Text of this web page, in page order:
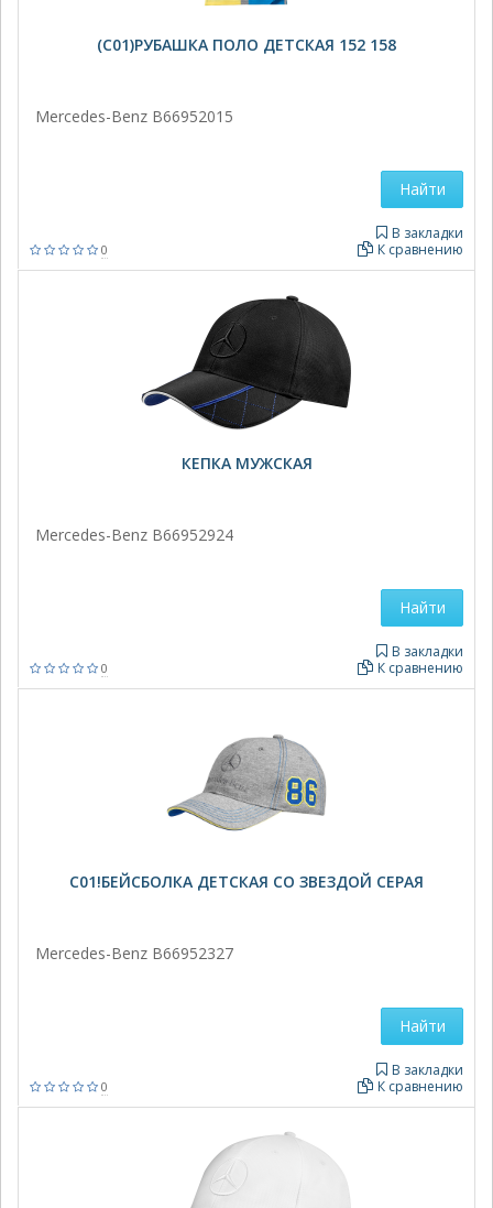
(C01)РУБАШКА ПОЛО ДЕТСКАЯ 152 158
Mercedes-Benz B66952015
0
В закладки
К сравнению
Найти
КЕПКА МУЖСКАЯ
Mercedes-Benz B66952924
0
В закладки
К сравнению
Найти
C01!БЕЙСБОЛКА ДЕТСКАЯ СО ЗВЕЗДОЙ СЕРАЯ
Mercedes-Benz B66952327
0
В закладки
К сравнению
Найти